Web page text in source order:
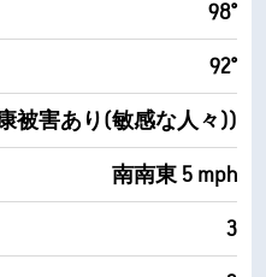
98°
92°
被害あり(敏感な人々))
南南東 5 mph
3